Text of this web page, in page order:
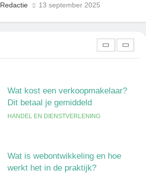
Redactie 13 september 2025
Wat kost een verkoopmakelaar?
Dit betaal je gemiddeld
HANDEL EN DIENSTVERLENING
Wat is webontwikkeling en hoe
werkt het in de praktijk?